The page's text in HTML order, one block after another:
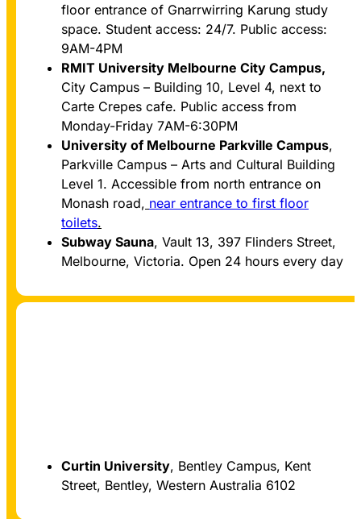
floor entrance of Gnarrwirring Karung study
space. Student access: 24/7. Public access:
9AM-4PM
RMIT University Melbourne City Campus,
City Campus – Building 10, Level 4, next to
Carte Crepes cafe. Public access from
Monday-Friday 7AM-6:30PM
University of Melbourne Parkville Campus,
Parkville Campus – Arts and Cultural Building
Level 1. Accessible from north entrance on
Monash road, near entrance to first floor
toilets.
Subway Sauna, Vault 13, 397 Flinders Street,
Melbourne, Victoria. Open 24 hours every day
Curtin University, Bentley Campus, Kent
Street, Bentley, Western Australia 6102